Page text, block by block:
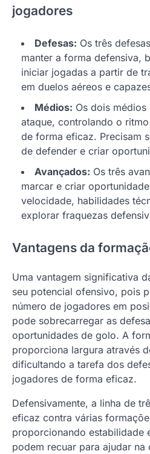
jogadores
Defesas: Os três
manter a forma defensiva,
iniciar jogadas a partir de
em duelos aéreos e
Médios: Os dois
ataque, controlando o
de forma eficaz. Precisam
de defender e criar
Avançados: Os três
marcar e criar
velocidade, habilidades
explorar fraquezas
Vantagens da
Uma vantagem significativa
seu potencial ofensivo, pois
número de jogadores em
pode sobrecarregar as
oportunidades de golo. A
proporciona largura através
dificultando a tarefa dos
jogadores de forma eficaz.
Defensivamente, a linha de
eficaz contra várias
proporcionando estabilidade
podem recuar para ajudar